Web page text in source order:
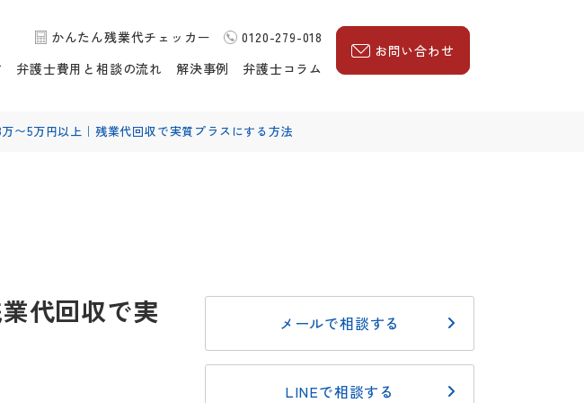
かんたん残業代チェッカー
0120-279-018
弁護士費用と相談の流れ 解決事例 弁護士コラム
お問い合わせ
〜5万円以上｜残業代回収で実質プラスにする方法
代回収で実
メールで相談する
LINEで相談する